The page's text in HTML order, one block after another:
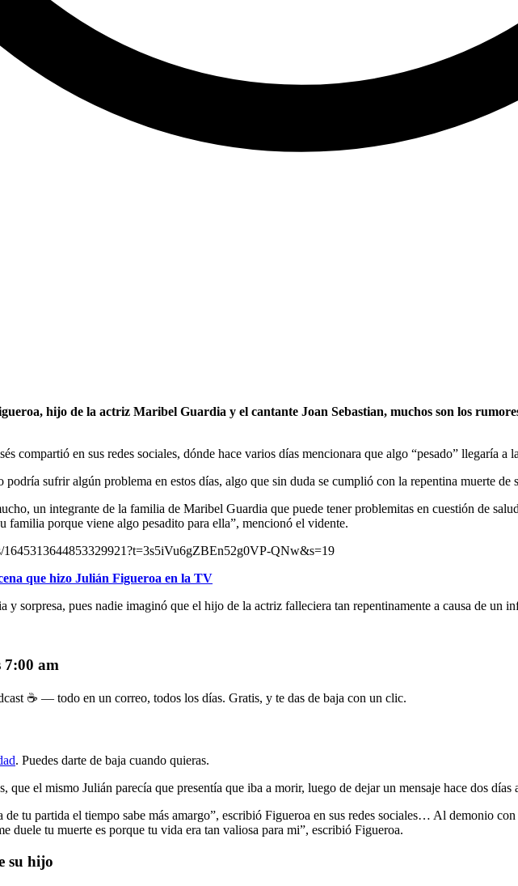
hijo de la actriz Maribel Guardia y el cantante Joan Sebastian, muchos son los
compartió en sus redes sociales, dónde hace varios días mencionara que algo “pesado” llegaría
sufrir algún problema en estos días, algo que sin duda se cumplió con la repentina muerte de
un integrante de la familia de Maribel Guardia que puede tener problemitas en cuestión de
familia porque viene algo pesadito para ella”, mencionó el vidente.
1645313644853329921?t=3s5iVu6gZBEn52g0VP-QNw&s=19
que hizo Julián Figueroa en la TV
y sorpresa, pues nadie imaginó que el hijo de la actriz falleciera tan repentinamente a causa de un
7:00 am
☕ — todo en un correo, todos los días. Gratis, y te das de baja con un clic.
. Puedes darte de baja cuando quieras.
el mismo Julián parecía que presentía que iba a morir, luego de dejar un mensaje hace dos días
de tu partida el tiempo sabe más amargo”, escribió Figueroa en sus redes sociales… Al demonio
duele tu muerte es porque tu vida era tan valiosa para mi”, escribió Figueroa.
su hijo